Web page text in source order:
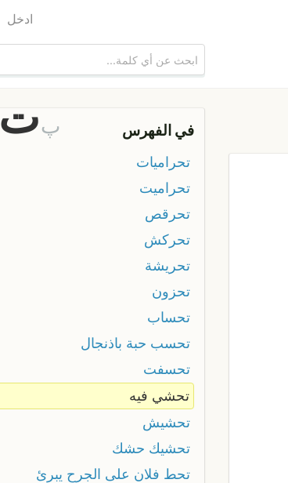
ادخل
في الفهرس پت
تحراميات
تحراميت
تحرقص
تحركش
تحريشة
تحزون
تحساب
تحسب حبة باذنجال
تحسفت
تحشي فيه
تحشيش
تحشيك حشك
تحط فلان على الجرح يبرئ